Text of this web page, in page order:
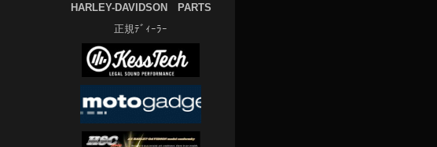
HARLEY-DAVIDSON PARTS
正規ﾃﾞｨｰﾗｰ